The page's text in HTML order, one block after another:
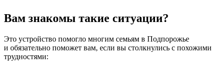
Вам знакомы такие ситуации?
Это устройство помогло многим семьям в Подпорожье
и обязательно поможет вам, если вы столкнулись с похожими
трудностями: